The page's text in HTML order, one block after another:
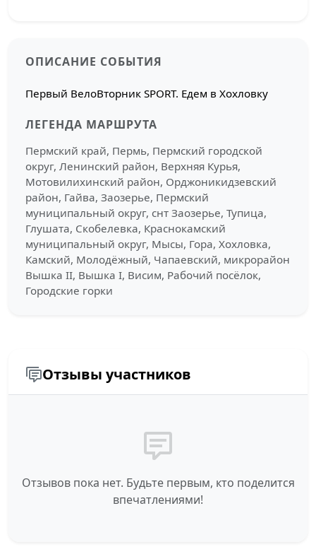
ОПИСАНИЕ СОБЫТИЯ
Первый ВелоВторник SPORT. Едем в Хохловку
ЛЕГЕНДА МАРШРУТА
Пермский край, Пермь, Пермский городской
округ, Ленинский район, Верхняя Курья,
Мотовилихинский район, Орджоникидзевский
район, Гайва, Заозерье, Пермский
муниципальный округ, снт Заозерье, Тупица,
Глушата, Скобелевка, Краснокамский
муниципальный округ, Мысы, Гора, Хохловка,
Камский, Молодёжный, Чапаевский, микрорайон
Вышка II, Вышка I, Висим, Рабочий посёлок,
Городские горки
Отзывы участников
Отзывов пока нет. Будьте первым, кто поделится
впечатлениями!